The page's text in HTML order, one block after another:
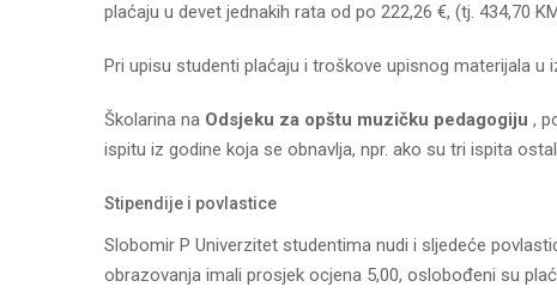
plaćaju u devet jednakih rata od po 222,26 €, (tj. 434,70
Pri upisu studenti plaćaju i troškove upisnog materijala u
Školarina na Odsjeku za opštu muzičku pedagogiju ,
ispitu iz godine koja se obnavlja, npr. ako su tri ispita
Stipendije i povlastice
Slobomir P Univerzitet studentima nudi i sljedeće
obrazovanja imali prosjek ocjena 5,00, oslobođeni su